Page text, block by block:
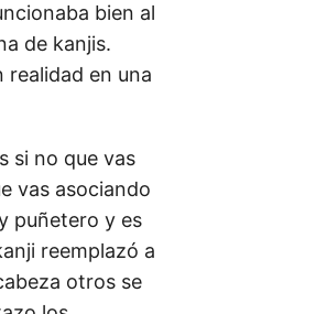
bien al
de kanjis.
realidad en una
si no que vas
vas asociando
puñetero y es
reemplazó a
otros se